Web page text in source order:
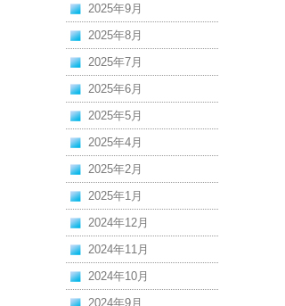
2025年9月
2025年8月
2025年7月
2025年6月
2025年5月
2025年4月
2025年2月
2025年1月
2024年12月
2024年11月
2024年10月
2024年9月